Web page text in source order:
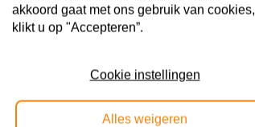
akkoord gaat met ons gebruik van cookies,
klikt u op "Accepteren”.
Cookie instellingen
Alles weigeren